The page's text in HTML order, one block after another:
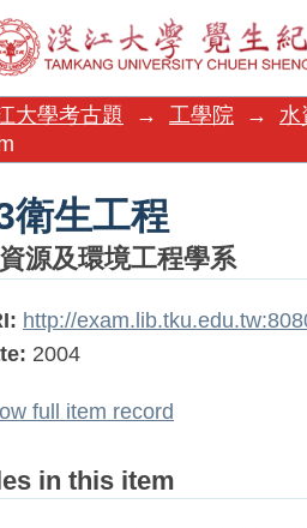
衛生工程
大學考古題
→ 工學院 → 水
衛生工程
源及環境工程學系
http://
2004
full item record
in this item